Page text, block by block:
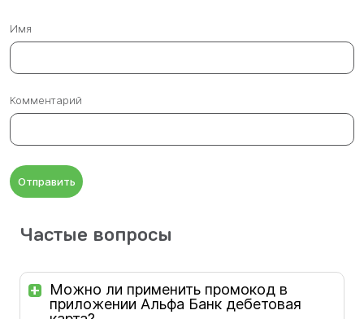
Имя
Комментарий
Отправить
Частые вопросы
Можно ли применить промокод в
приложении Альфа Банк дебетовая